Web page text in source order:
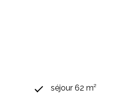
séjour 62 m²